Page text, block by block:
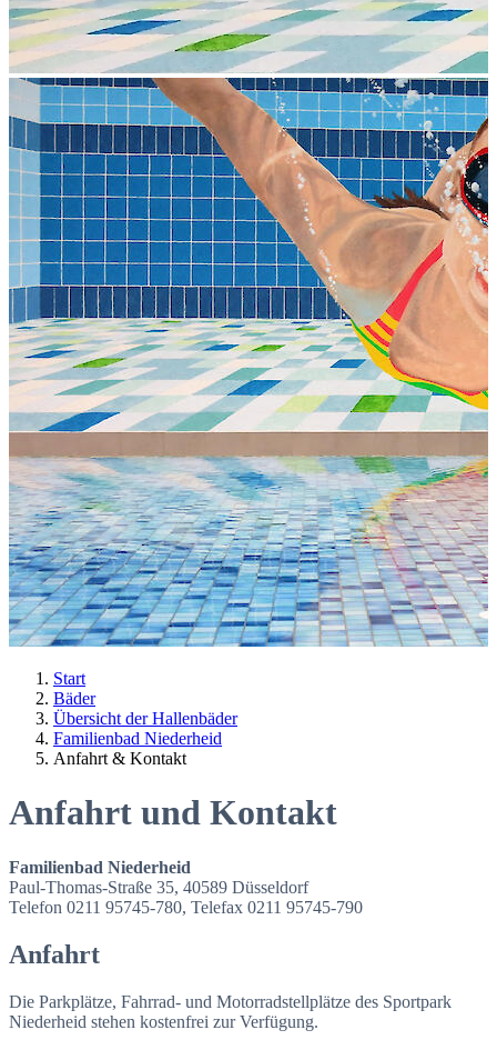
Start
Bäder
Übersicht der Hallenbäder
Familienbad Niederheid
Anfahrt & Kontakt
Anfahrt und Kontakt
Familienbad Niederheid
Paul-Thomas-Straße 35, 40589 Düsseldorf
Telefon 0211 95745-780, Telefax 0211 95745-790
Anfahrt
Die Parkplätze, Fahrrad- und Motorradstellplätze des Sportpark
Niederheid stehen kostenfrei zur Verfügung.